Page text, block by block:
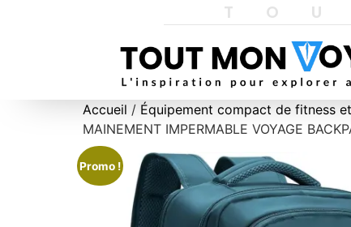
Accueil / Équipement compact de fitness
MAINEMENT IMPERMABLE VOYAGE
Promo !